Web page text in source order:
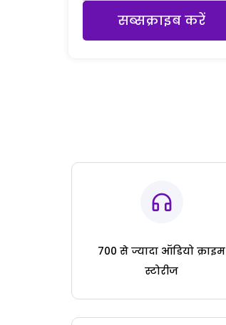
सब्सक्राइब करें
700 से ज्यादा ऑडियो क्राइम
स्टोरीज